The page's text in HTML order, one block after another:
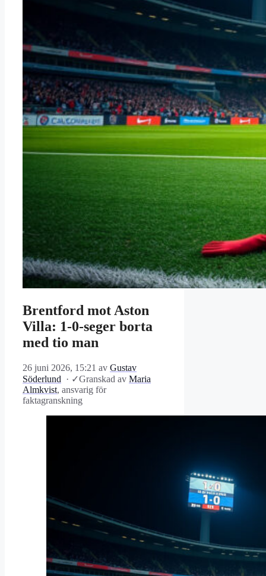
Brentford mot Aston
Villa: 1-0-seger borta
med tio man
26 juni 2026, 15:21 av Gustav
Söderlund
· ✓Granskad av Maria
Almkvist, ansvarig för
faktagranskning